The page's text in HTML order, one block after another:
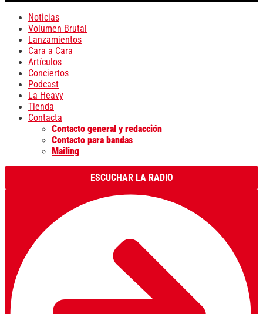
Noticias
Volumen Brutal
Lanzamientos
Cara a Cara
Artículos
Conciertos
Podcast
La Heavy
Tienda
Contacta
Contacto general y redacción
Contacto para bandas
Mailing
ESCUCHAR LA RADIO